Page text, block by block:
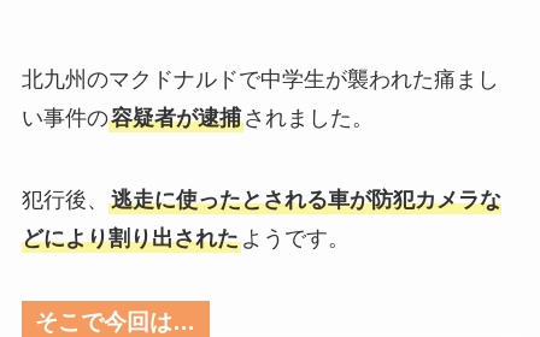
北九州のマクドナルドで中学生が襲われた痛まし
い事件の容疑者が逮捕されました。
犯行後、 逃走に使ったとされる車が防犯カメラな
どにより割り出されたようです。
そこで今回は…